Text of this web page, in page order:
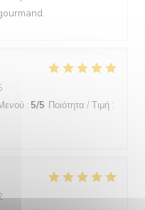
: 5/5 Ποιότητα / Τιμή :